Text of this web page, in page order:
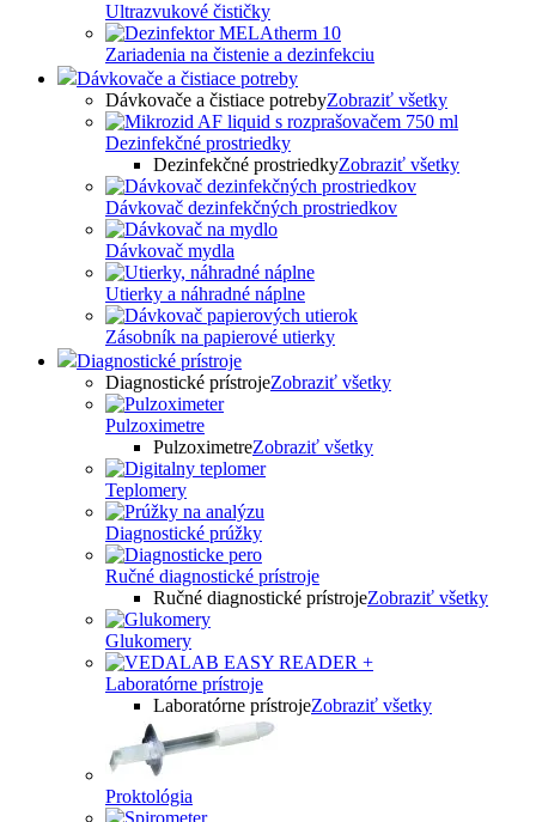
Ultrazvukové čističky
Zariadenia na čistenie a dezinfekciu
Dávkovače a čistiace potreby
Dávkovače a čistiace potrebyZobraziť všetky
Dezinfekčné prostriedky
Dezinfekčné prostriedkyZobraziť všetky
Dávkovač dezinfekčných prostriedkov
Dávkovač mydla
Utierky a náhradné náplne
Zásobník na papierové utierky
Diagnostické prístroje
Diagnostické prístrojeZobraziť všetky
Pulzoximetre
PulzoximetreZobraziť všetky
Teplomery
Diagnostické prúžky
Ručné diagnostické prístroje
Ručné diagnostické prístrojeZobraziť všetky
Glukomery
Laboratórne prístroje
Laboratórne prístrojeZobraziť všetky
Proktológia